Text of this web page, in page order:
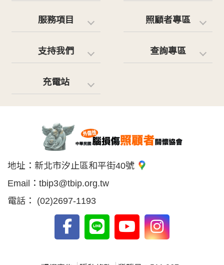
服務項目 照顧者專區
支持我們 查詢專區
充電站
地址： 新北市汐止區和平街40號
Email： tbip3@tbip.org.tw
電話：
(02)2697-1193